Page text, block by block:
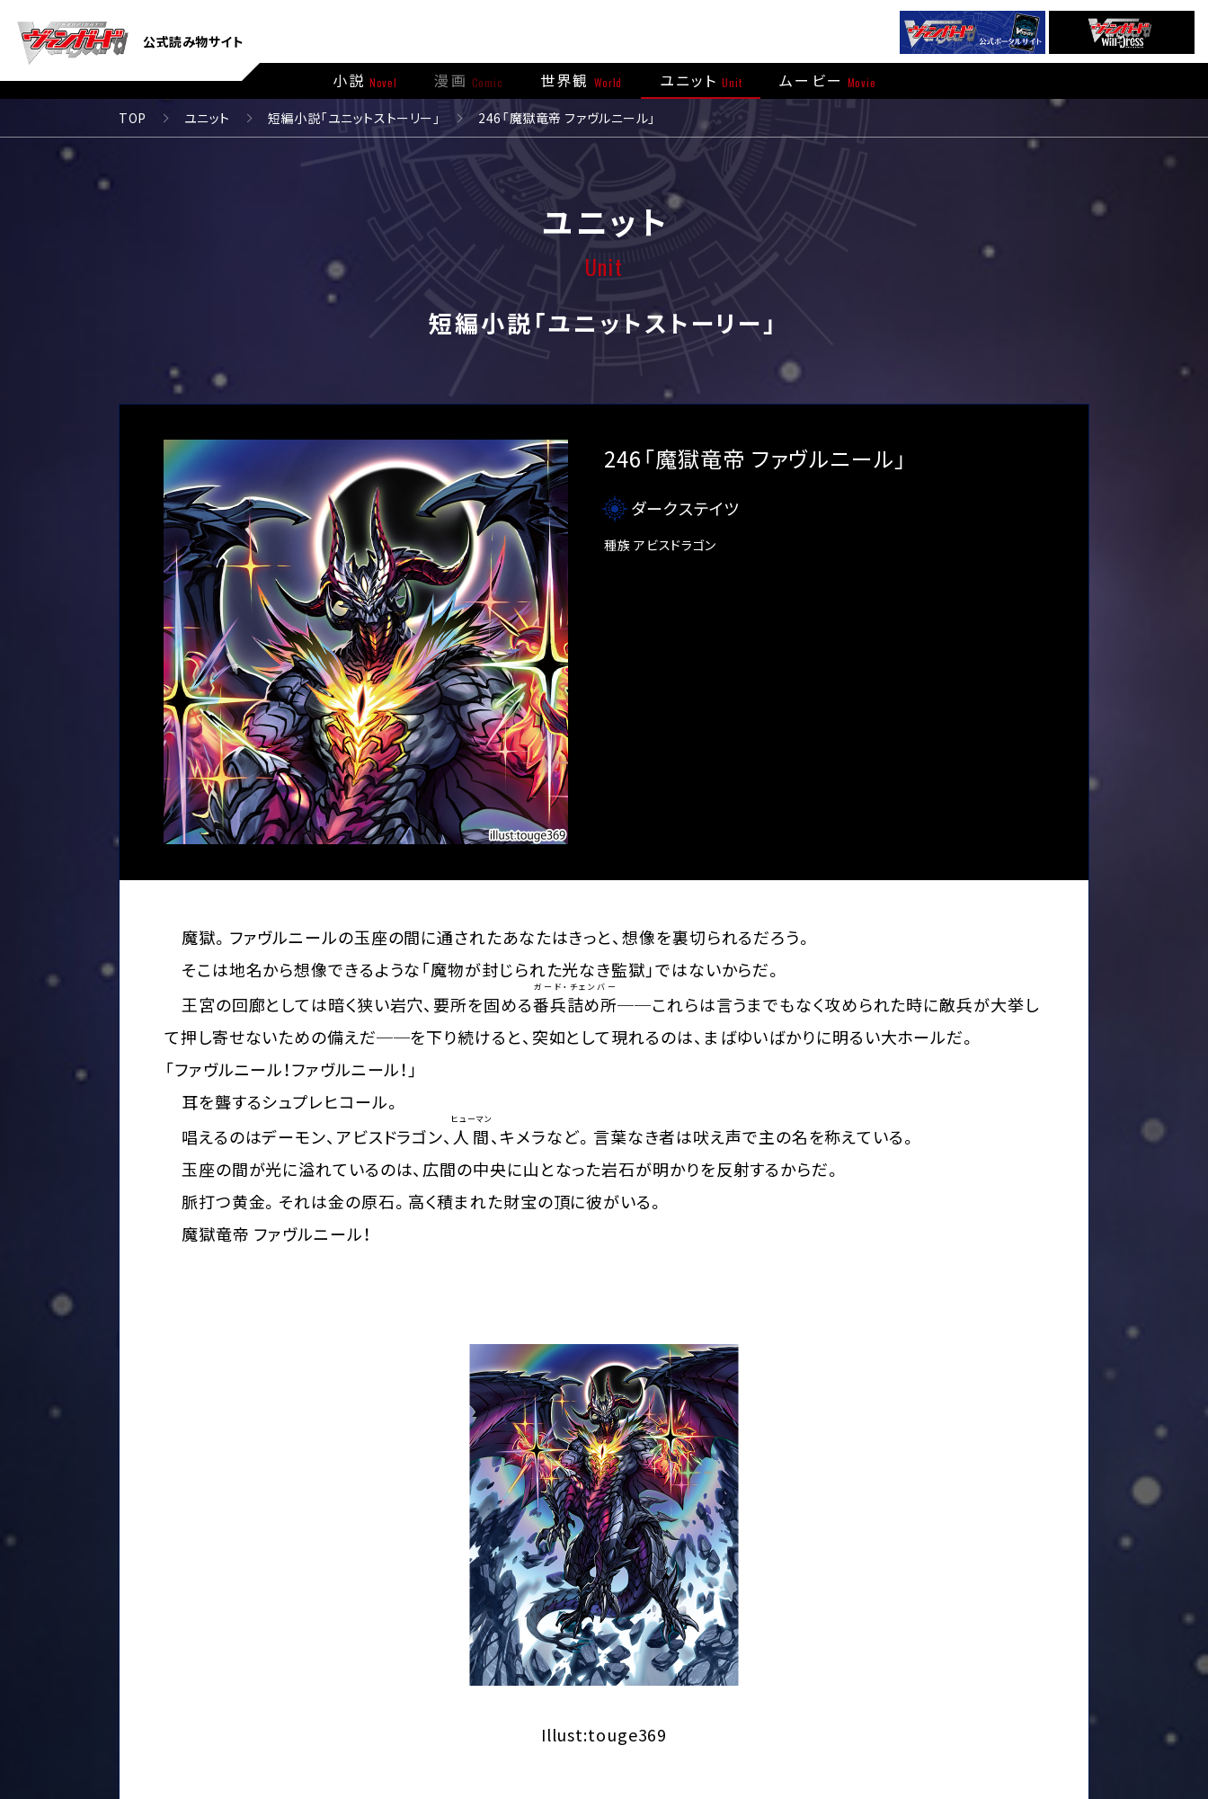
公式読み物サイト
小説 Novel 漫画 Comic 世界観 World ユニット Unit ムービー Movie
TOP ユニット 短編小説「ユニットストーリー」 246「魔獄竜帝 ファヴルニール」
ユニット
Unit
短編小説「ユニットストーリー」
246「魔獄竜帝 ファヴルニール」
ダークステイツ
種族 アビスドラゴン
魔獄。ファヴルニールの玉座の間に通されたあなたはきっと、想像を裏切られるだろう。
そこは地名から想像できるような「魔物が封じられた光なき監獄」ではないからだ。
王宮の回廊としては暗く狭い岩穴、要所を固める番兵詰め所
ガード・チェンバー
──これらは言うまでもなく攻められた時に敵兵が大挙し
て押し寄せないための備えだ──を下り続けると、突如として現れるのは、まばゆいばかりに明るい大ホールだ。
「ファヴルニール！ファヴルニール！」
耳を聾するシュプレヒコール。
唱えるのはデーモン、アビスドラゴン、 人間
ヒューマン
、キメラなど。言葉なき者は吠え声で主の名を称えている。
玉座の間が光に溢れているのは、広間の中央に山となった岩石が明かりを反射するからだ。
脈打つ黄金。それは金の原石。高く積まれた財宝の頂に彼がいる。
魔獄竜帝 ファヴルニール！
Illust:touge369